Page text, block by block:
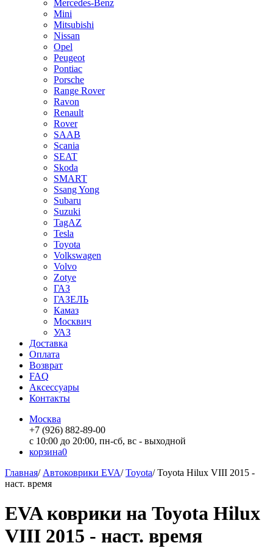
Mercedes-Benz
Mini
Mitsubishi
Nissan
Opel
Peugeot
Pontiac
Porsche
Range Rover
Ravon
Renault
Rover
SAAB
Scania
SEAT
Skoda
SMART
Ssang Yong
Subaru
Suzuki
TagAZ
Tesla
Toyota
Volkswagen
Volvo
Zotye
ГАЗ
ГАЗЕЛЬ
Камаз
Москвич
УАЗ
Доставка
Оплата
Возврат
FAQ
Аксессуары
Контакты
Москва
+7 (926) 882-89-00
с 10:00 до 20:00, пн-сб, вс - выходной
корзина0
Главная/ Автоковрики EVA/Toyota/Toyota Hilux VIII 2015 -
наст. время
EVA коврики на Toyota Hilux
VIII 2015 - наст. время